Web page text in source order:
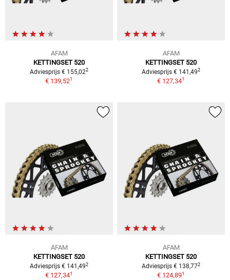
AFAM
KETTINGSET 520
Adviesprijs € 155,022
€ 139,521
AFAM
KETTINGSET 520
Adviesprijs € 141,492
€ 127,341
AFAM
KETTINGSET 520
Adviesprijs € 141,492
€ 127,341
AFAM
KETTINGSET 520
Adviesprijs € 138,772
€ 124,891